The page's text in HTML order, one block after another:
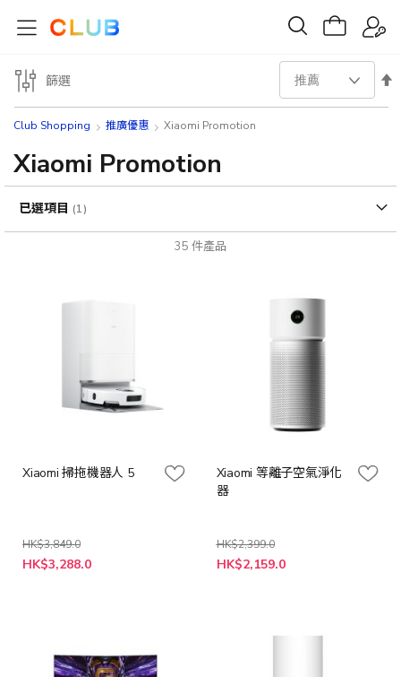
Club Shopping 推廣優惠 Xiaomi Promotion
Xiaomi Promotion
35 件產品
設
序
方
Xiaomi 掃拖機器人 5
HK$3,849.0
特
殊
HK$3,288.0
Xiaomi 等離子空氣淨化
器
HK$2,399.0
特
殊
HK$2,159.0
篩選
已選項目